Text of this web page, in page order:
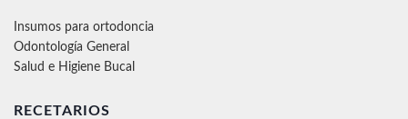
Insumos para ortodoncia
Odontología General
Salud e Higiene Bucal
RECETARIOS